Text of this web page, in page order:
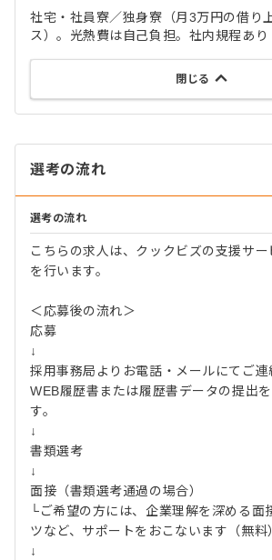
社宅・社員寮／独身寮（月3万円の借り
ス）。光熱費は自己負担。社内規程あり
閉じる
選考の流れ
選考の流れ
こちらの求人は、クックビズの支援サ
を行います。
＜応募後の流れ＞
応募
↓
採用事務局よりお電話・メールにてご連
WEB履歴書または履歴書データの提出
す。
↓
書類選考
↓
面接（書類選考通過の場合）
└ご希望の方には、企業理解を深める面
ツなど、サポートをおこないます（無料
↓